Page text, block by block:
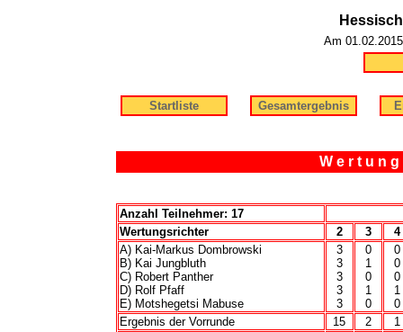
Am
Startliste Gesamtergebnis
W e r t u n
Anzahl Teilnehmer: 17
Wertungsrichter
2 3
4
A) Kai-Markus Dombrowski
B) Kai Jungbluth
C) Robert Panther
D) Rolf Pfaff
E) Motshegetsi Mabuse
3
3
3
3
3
0
1
0
1
0
0
0
0
1
0
Ergebnis der Vorrunde
15 2
1